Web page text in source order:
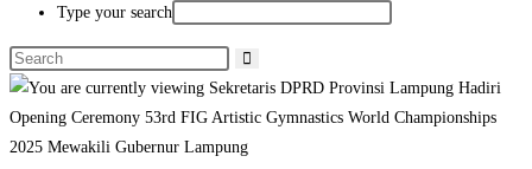
Type your search